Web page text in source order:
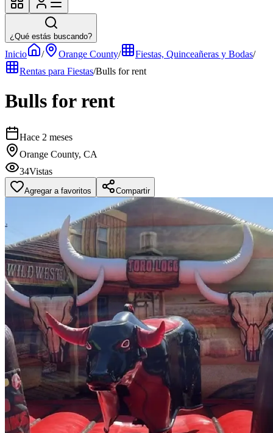
¿Qué estás buscando?
Inicio / Orange County/ Fiestas, Quinceañeras y Bodas/
Rentas para Fiestas/Bulls for rent
Bulls for rent
Hace 2 meses
Orange County, CA
34Vistas
Agregar a favoritos Compartir